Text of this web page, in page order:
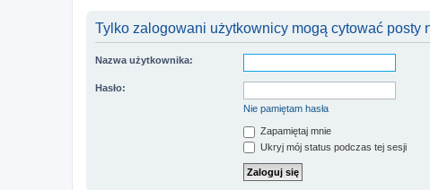
Tylko zalogowani użytkownicy mogą cytować posty
Nazwa użytkownika:
Hasło:
Nie pamiętam hasła
Zapamiętaj mnie
Ukryj mój status podczas tej sesji